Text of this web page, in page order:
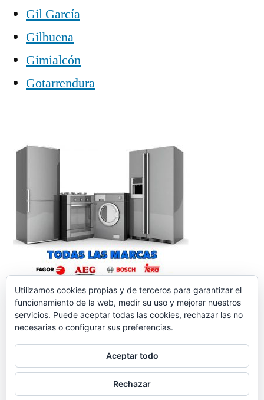
Gil García
Gilbuena
Gimialcón
Gotarrendura
reparacionelectrodomesticos.org,Funciona gracias a
Contacto Aviso legal
Utilizamos cookies propias y de terceros para garantizar el
funcionamiento de la web, medir su uso y mejorar nuestros
servicios. Puede aceptar todas las cookies, rechazar las no
necesarias o configurar sus preferencias.
Aceptar todo
Rechazar